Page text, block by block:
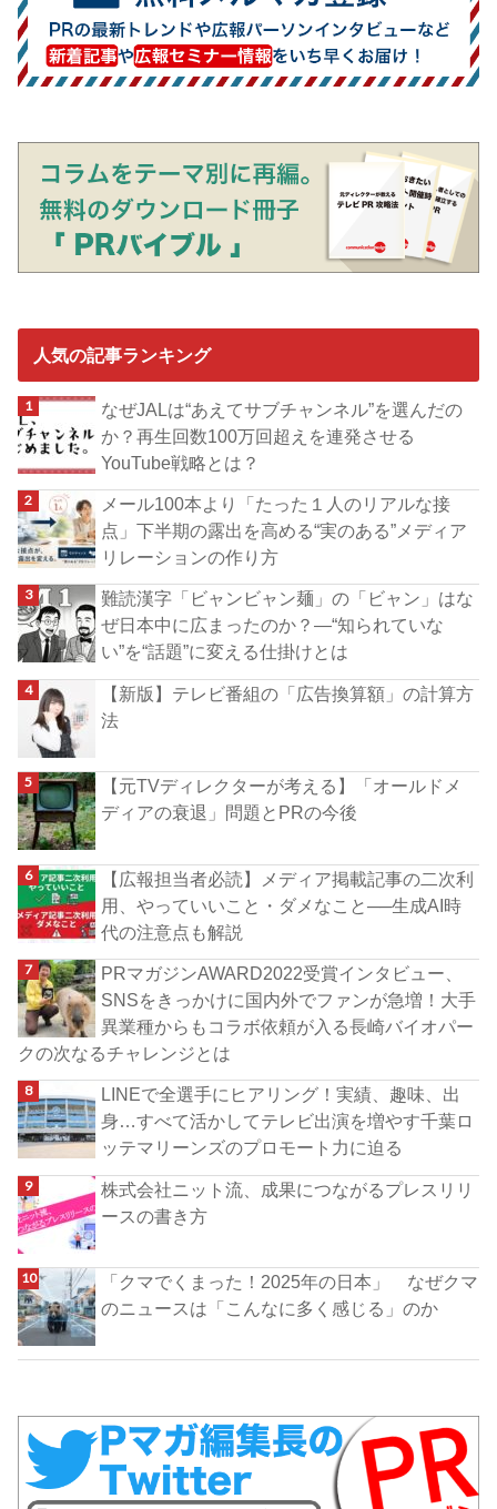
人気の記事ランキング
なぜJALは“あえてサブチャンネル”を選んだの
か？再生回数100万回超えを連発させる
YouTube戦略とは？
メール100本より「たった１人のリアルな接
点」下半期の露出を高める“実のある”メディア
リレーションの作り方
難読漢字「ビャンビャン麺」の「ビャン」はな
ぜ日本中に広まったのか？―“知られていな
い”を“話題”に変える仕掛けとは
【新版】テレビ番組の「広告換算額」の計算方
法
【元TVディレクターが考える】「オールドメ
ディアの衰退」問題とPRの今後
【広報担当者必読】メディア掲載記事の二次利
用、やっていいこと・ダメなこと──生成AI時
代の注意点も解説
PRマガジンAWARD2022受賞インタビュー、
SNSをきっかけに国内外でファンが急増！大手
異業種からもコラボ依頼が入る長崎バイオパー
クの次なるチャレンジとは
LINEで全選手にヒアリング！実績、趣味、出
身…すべて活かしてテレビ出演を増やす千葉ロ
ッテマリーンズのプロモート力に迫る
株式会社ニット流、成果につながるプレスリリ
ースの書き方
「クマでくまった！2025年の日本」 なぜクマ
のニュースは「こんなに多く感じる」のか